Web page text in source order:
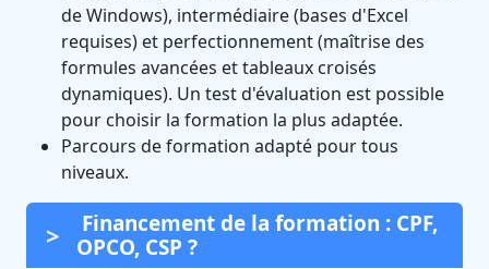
de Windows), intermédiaire (bases d'Excel
requises) et perfectionnement (maîtrise des
formules avancées et tableaux croisés
dynamiques). Un test d'évaluation est possible
pour choisir la formation la plus adaptée.
Parcours de formation adapté pour tous
niveaux.
Financement de la formation : CPF,
OPCO, CSP ?